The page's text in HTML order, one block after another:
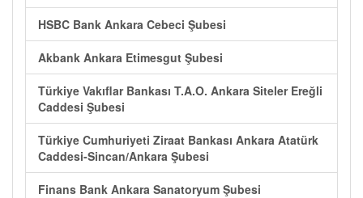
HSBC Bank Ankara Cebeci Şubesi
Akbank Ankara Etimesgut Şubesi
Türkiye Vakıflar Bankası T.A.O. Ankara Siteler Ereğli
Caddesi Şubesi
Türkiye Cumhuriyeti Ziraat Bankası Ankara Atatürk
Caddesi-Sincan/Ankara Şubesi
Finans Bank Ankara Sanatoryum Şubesi